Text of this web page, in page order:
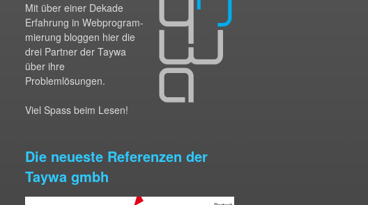
Mit über einer Dekade
Erfahrung in Webprogram­
mierung bloggen hier die
drei Partner der Taywa
über ihre
Problemlösungen.
Viel Spass beim Lesen!